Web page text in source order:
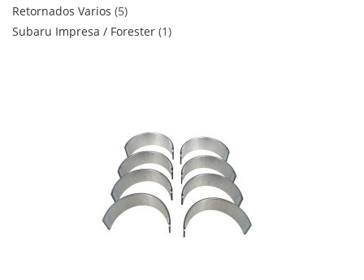
Retornados Varios 5
Subaru Impresa / Forester 1